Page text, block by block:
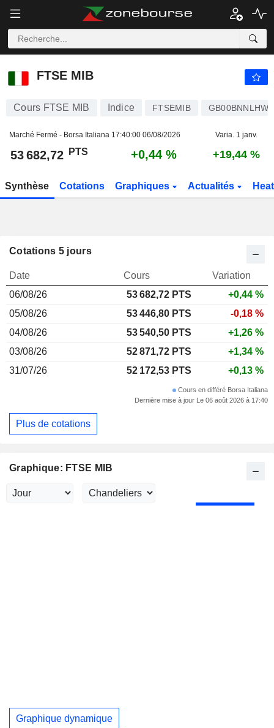
FTSE MIB
FTSE MIB
Cours FTSE MIB Indice FTSEMIB
Marché Fermé - Borsa Italiana 17:40:00 06/08/2026 Varia. 1 janv.
53 682,72 PTS +0,44 % +19,44 %
Synthèse Cotations Graphiques Actualités
Graphique: FTSE MIB
Graphique dynamique
Cotations 5 jours
Date Cours
Variation
06/08/26
53 682,72 PTS
+0,44 %
05/08/26
53 446,80 PTS
-0,18 %
04/08/26
53 540,50 PTS
+1,26 %
03/08/26
52 871,72 PTS
+1,34 %
31/07/26
52 172,53 PTS +0,13 %
Cours en différé Borsa Italiana
Dernière mise à jour Le 06 août 2026 à 17:40
Plus de cotations